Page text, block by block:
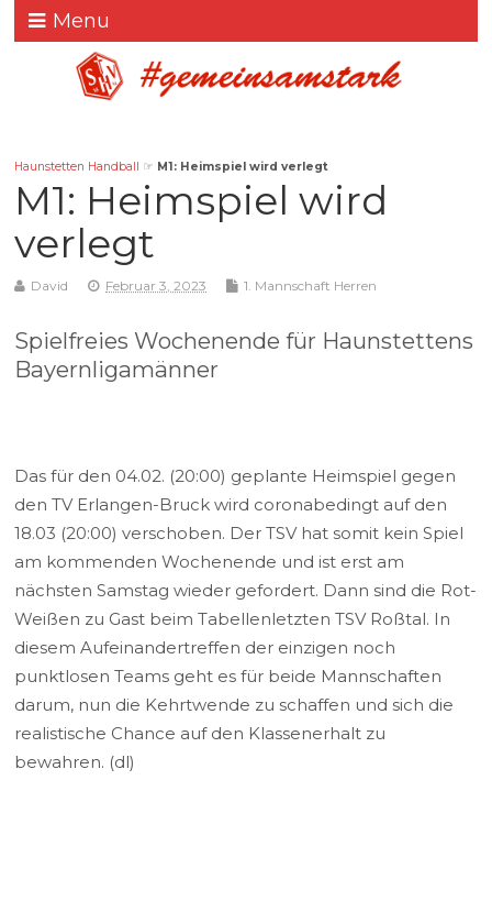
Menu
Haunstetten Handball ☞ M1: Heimspiel wird verlegt
M1: Heimspiel wird
verlegt
David Februar 3, 2023 1. Mannschaft Herren
Spielfreies Wochenende für Haunstettens
Bayernligamänner
Das für den 04.02. (20:00) geplante Heimspiel gegen
den TV Erlangen-Bruck wird coronabedingt auf den
18.03 (20:00) verschoben. Der TSV hat somit kein Spiel
am kommenden Wochenende und ist erst am
nächsten Samstag wieder gefordert. Dann sind die Rot-
Weißen zu Gast beim Tabellenletzten TSV Roßtal. In
diesem Aufeinandertreffen der einzigen noch
punktlosen Teams geht es für beide Mannschaften
darum, nun die Kehrtwende zu schaffen und sich die
realistische Chance auf den Klassenerhalt zu
bewahren. (dl)